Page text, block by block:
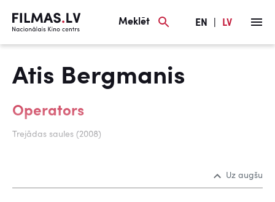
Meklēt EN LV
Atis Bergmanis
Operators
Trejādas saules (2008)
Uz augšu